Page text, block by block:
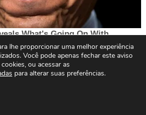
lhe proporcionar uma melhor experiência
Você pode apenas fechar este aviso
ou acessar as
para alterar suas preferências.
Banner